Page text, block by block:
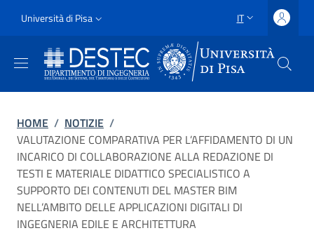
Slim
Università di Pisa SELETTORE
IT
Briciole di pane
HOME / NOTIZIE /
VALUTAZIONE COMPARATIVA PER L’AFFIDAMENTO DI UN
INCARICO DI COLLABORAZIONE ALLA REDAZIONE DI
TESTI E MATERIALE DIDATTICO SPECIALISTICO A
SUPPORTO DEI CONTENUTI DEL MASTER BIM
NELL’AMBITO DELLE APPLICAZIONI DIGITALI DI
INGEGNERIA EDILE E ARCHITETTURA